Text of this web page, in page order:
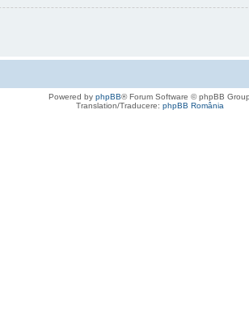
Powered by phpBB® Forum Software © phpBB Group
Translation/Traducere: phpBB România